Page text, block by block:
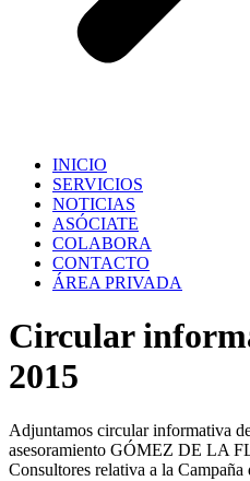
INICIO
SERVICIOS
NOTICIAS
ASÓCIATE
COLABORA
CONTACTO
ÁREA PRIVADA
Circular
2015
Adjuntamos circular informativa
asesoramiento GÓMEZ DE LA
Consultores relativa a la Campaña